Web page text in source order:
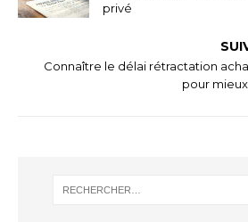
privé
Connaître le délai rétractation
pour